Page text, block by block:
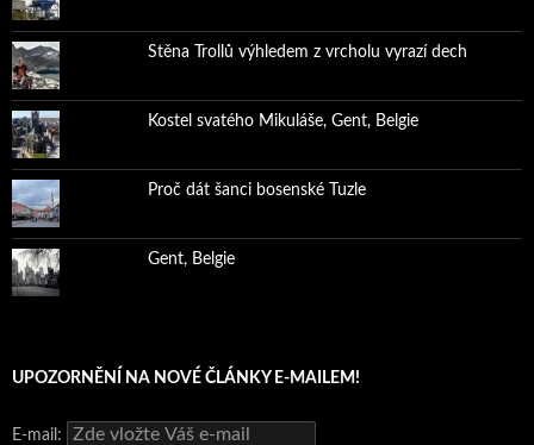
Stěna Trollů výhledem z vrcholu vyrazí dech
Kostel svatého Mikuláše, Gent, Belgie
Proč dát šanci bosenské Tuzle
Gent, Belgie
UPOZORNĚNÍ NA NOVÉ ČLÁNKY E-MAILEM!
E-mail: